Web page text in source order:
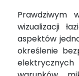
Prawdziwym
wizualizacji
aspektów
określenie